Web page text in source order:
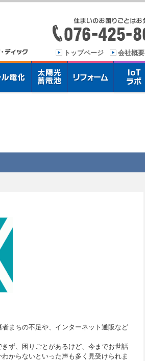
トップページ 会社概要
まちの不足や、インターネット通販など
ず、困りごとがあるけど、今までお世話
からないといった声も多く見受けられま